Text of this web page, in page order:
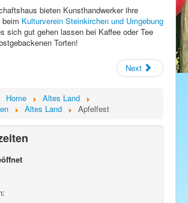
bieten Kunsthandwerker ihre
Kulturverein Steinkirchen und Umgebung
sich gut gehen lassen bei Kaffee oder Tee
Torten!
Next
Home
Altes Land
Altes Land Apfelfest